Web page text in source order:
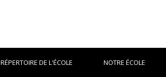
RÉPERTOIRE DE L'ÉCOLE NOTRE ÉCOLE